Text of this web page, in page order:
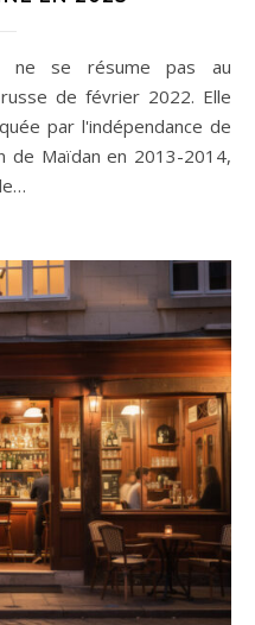
de février 2022. Elle
par l'indépendance de
de Maïdan en 2013-2014,